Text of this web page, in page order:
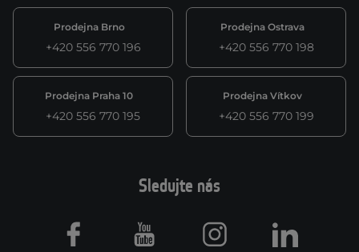
Prodejna Brno
+420 556 770 196
Prodejna Ostrava
+420 556 770 198
Prodejna Praha 10
+420 556 770 195
Prodejna Vítkov
+420 556 770 199
Sledujte nás
Facebook Youtube Instagram LinkedIn